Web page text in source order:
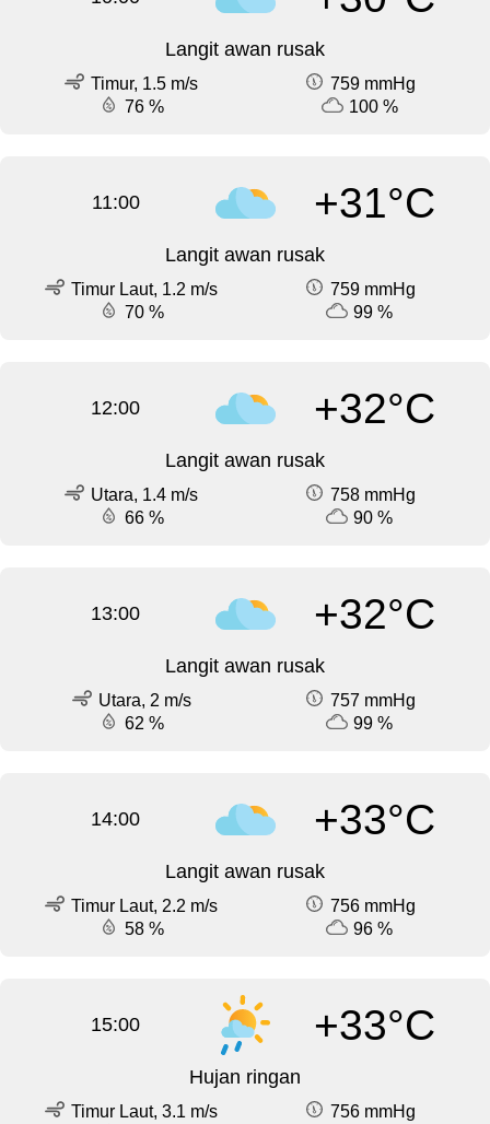
Langit awan rusak
Timur, 1.5 m/s
759 mmHg
76 %
100 %
11:00 +31°C
Langit awan rusak
Timur Laut, 1.2 m/s
759 mmHg
70 %
99 %
12:00 +32°C
Langit awan rusak
Utara, 1.4 m/s
758 mmHg
66 %
90 %
13:00 +32°C
Langit awan rusak
Utara, 2 m/s
757 mmHg
62 %
99 %
14:00 +33°C
Langit awan rusak
Timur Laut, 2.2 m/s
756 mmHg
58 %
96 %
15:00 +33°C
Hujan ringan
Timur Laut, 3.1 m/s
756 mmHg